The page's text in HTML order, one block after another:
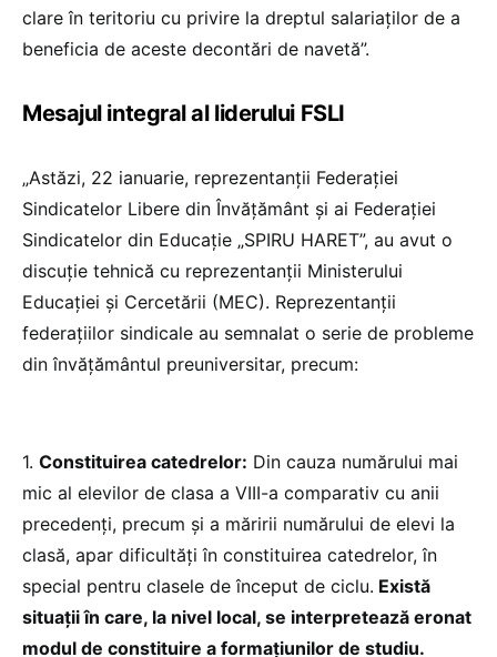
clare în teritoriu cu privire la dreptul salariaților de a
beneficia de aceste decontări de navetă”.
Mesajul integral al liderului FSLI
„Astăzi, 22 ianuarie, reprezentanții Federației
Sindicatelor Libere din Învățământ și ai Federației
Sindicatelor din Educație „SPIRU HARET”, au avut o
discuție tehnică cu reprezentanții Ministerului
Educației și Cercetării (MEC). Reprezentanții
federațiilor sindicale au semnalat o serie de probleme
din învățământul preuniversitar, precum:
1.⁠ ⁠ Constituirea catedrelor: Din cauza numărului mai
mic al elevilor de clasa a VIII-a comparativ cu anii
precedenți, precum și a măririi numărului de elevi la
clasă, apar dificultăți în constituirea catedrelor, în
special pentru clasele de început de ciclu. Există
situații în care, la nivel local, se interpretează eronat
modul de constituire a formațiunilor de studiu.